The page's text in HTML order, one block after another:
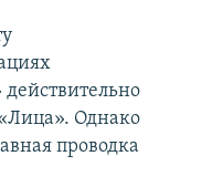
Однако
проводка